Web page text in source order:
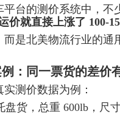
台的测价系统中，不
价就直接上涨了 100-
而是北美物流行业的
：同一票货的差价
测价数据为例：
盘货，总重 600lb，尺